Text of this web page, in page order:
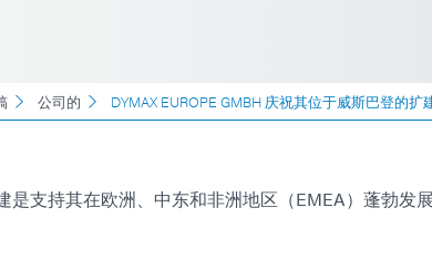
公司的 DYMAX EUROPE GMBH 庆祝其位于威斯巴登的扩
是支持其在欧洲、中东和非洲地区（EMEA）蓬勃发展